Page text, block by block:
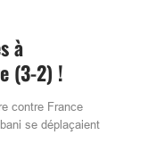
à
(3-2) !
contre France
se déplaçaient